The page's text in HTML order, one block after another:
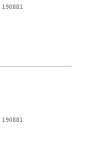
190881
190881